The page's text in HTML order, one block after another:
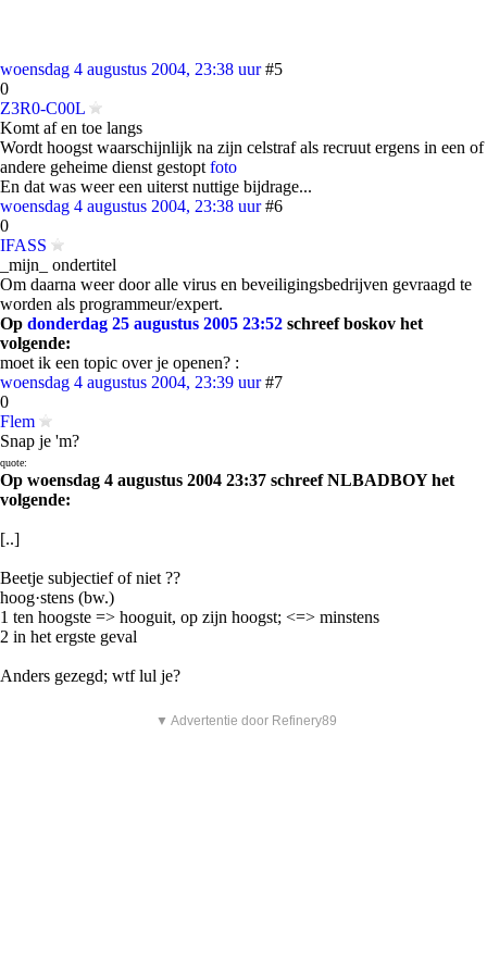
woensdag 4 augustus 2004, 23:38 uur #5
0
Z3R0-C00L
Komt af en toe langs
Wordt hoogst waarschijnlijk na zijn celstraf als recruut ergens in een of
andere geheime dienst gestopt foto
En dat was weer een uiterst nuttige bijdrage...
woensdag 4 augustus 2004, 23:38 uur #6
0
IFASS
_mijn_ ondertitel
Om daarna weer door alle virus en beveiligingsbedrijven gevraagd te
worden als programmeur/expert.
Op donderdag 25 augustus 2005 23:52 schreef boskov het
volgende:
moet ik een topic over je openen? :
woensdag 4 augustus 2004, 23:39 uur #7
0
Flem
Snap je 'm?
quote:
Op woensdag 4 augustus 2004 23:37 schreef NLBADBOY het
volgende:
[..]
Beetje subjectief of niet ??
hoog·stens (bw.)
1 ten hoogste => hooguit, op zijn hoogst; <=> minstens
2 in het ergste geval
Anders gezegd; wtf lul je?
▼ Advertentie door Refinery89